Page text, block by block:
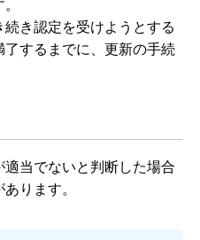
き認定を受けようとする
するまでに、更新の手続
当でないと判断した場合
ります。